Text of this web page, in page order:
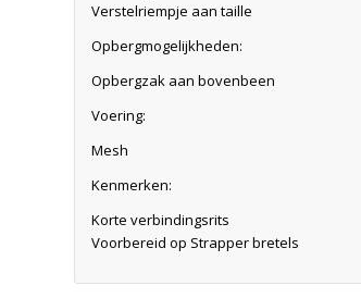
Verstelriempje aan taille
Opbergmogelijkheden:
Opbergzak aan bovenbeen
Voering:
Mesh
Kenmerken:
Korte verbindingsrits
Voorbereid op Strapper bretels